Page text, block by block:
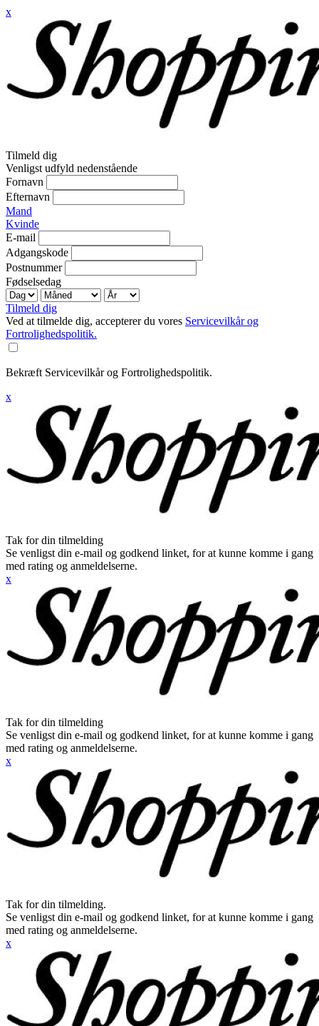
x
Tilmeld dig
Venligst udfyld nedenstående
Fornavn
Efternavn
Mand
Kvinde
E-mail
Adgangskode
Postnummer
Fødselsedag
Tilmeld dig
Ved at tilmelde dig, accepterer du vores Servicevilkår og
Fortrolighedspolitik.
Bekræft Servicevilkår og Fortrolighedspolitik.
x
Tak for din tilmelding
Se venligst din e-mail og godkend linket, for at kunne komme i gang
med rating og anmeldelserne.
x
Tak for din tilmelding
Se venligst din e-mail og godkend linket, for at kunne komme i gang
med rating og anmeldelserne.
x
Tak for din tilmelding.
Se venligst din e-mail og godkend linket, for at kunne komme i gang
med rating og anmeldelserne.
x